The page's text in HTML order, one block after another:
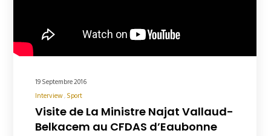
19 Septembre 2016
Interview Sport
Visite de La Ministre Najat Vallaud-
Belkacem au CFDAS d’Eaubonne